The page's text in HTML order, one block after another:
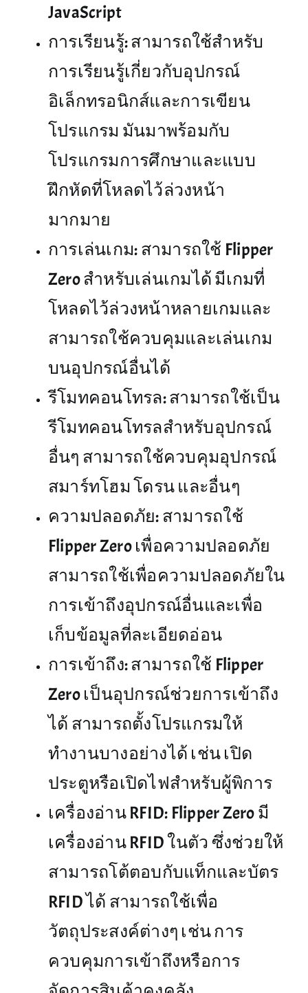
JavaScript
การเรียนรู้: สามารถใช้สำหรับ
การเรียนรู้เกี่ยวกับอุปกรณ์
อิเล็กทรอนิกส์และการเขียน
โปรแกรม มันมาพร้อมกับ
โปรแกรมการศึกษาและแบบ
ฝึกหัดที่โหลดไว้ล่วงหน้า
มากมาย
การเล่นเกม: สามารถใช้ Flipper
Zero สำหรับเล่นเกมได้ มีเกมที่
โหลดไว้ล่วงหน้าหลายเกมและ
สามารถใช้ควบคุมและเล่นเกม
บนอุปกรณ์อื่นได้
รีโมทคอนโทรล: สามารถใช้เป็น
รีโมทคอนโทรลสำหรับอุปกรณ์
อื่นๆ สามารถใช้ควบคุมอุปกรณ์
สมาร์ทโฮม โดรน และอื่นๆ
ความปลอดภัย: สามารถใช้
Flipper Zero เพื่อความปลอดภัย
สามารถใช้เพื่อความปลอดภัยใน
การเข้าถึงอุปกรณ์อื่นและเพื่อ
เก็บข้อมูลที่ละเอียดอ่อน
การเข้าถึง: สามารถใช้ Flipper
Zero เป็นอุปกรณ์ช่วยการเข้าถึง
ได้ สามารถตั้งโปรแกรมให้
ทำงานบางอย่างได้ เช่น เปิด
ประตูหรือเปิดไฟสำหรับผู้พิการ
เครื่องอ่าน RFID: Flipper Zero มี
เครื่องอ่าน RFID ในตัว ซึ่งช่วยให้
สามารถโต้ตอบกับแท็กและบัตร
RFID ได้ สามารถใช้เพื่อ
วัตถุประสงค์ต่างๆ เช่น การ
ควบคุมการเข้าถึงหรือการ